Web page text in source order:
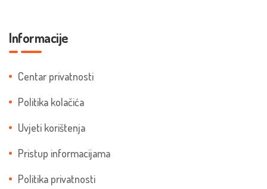
Informacije
Centar privatnosti
Politika kolačića
Uvjeti korištenja
Pristup informacijama
Politika privatnosti